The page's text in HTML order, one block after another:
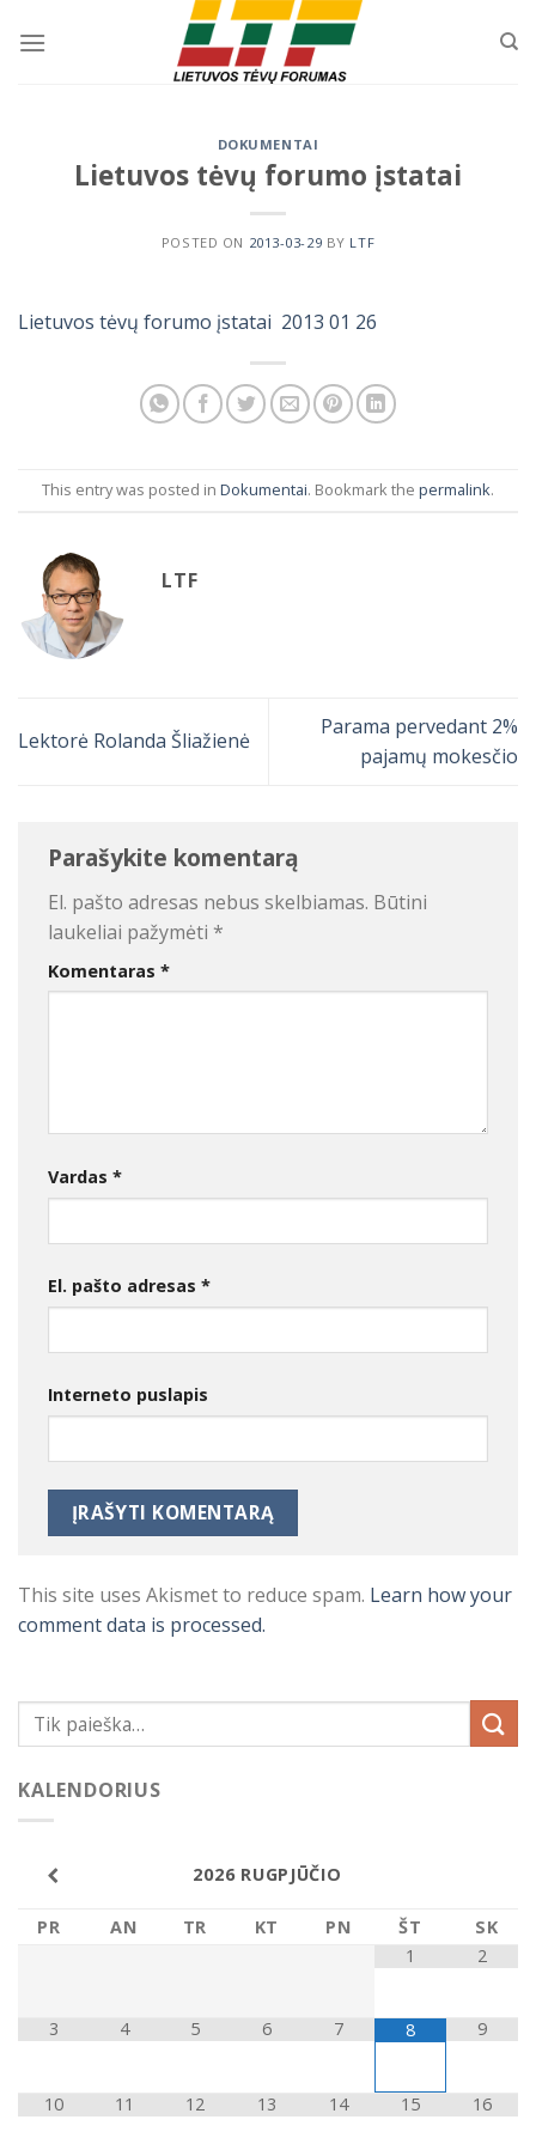
DOKUMENTAI
Lietuvos tėvų forumo įstatai
POSTED ON 2013-03-29 BY LTF
Lietuvos tėvų forumo įstatai 2013 01 26
This entry was posted in Dokumentai. Bookmark the permalink.
LTF
Lektorė Rolanda Šliažienė
Parama pervedant 2%
pajamų mokesčio
Parašykite komentarą
El. pašto adresas nebus skelbiamas. Būtini
laukeliai pažymėti *
Komentaras *
Vardas *
El. pašto adresas *
Interneto puslapis
This site uses Akismet to reduce spam. Learn how your
comment data is processed.
KALENDORIUS
2026 RUGPJŪČIO
PR AN TR KT PN ŠT
SK
1
2
3 4 5 6 7 8 9
10 11 12 13 14 15 16